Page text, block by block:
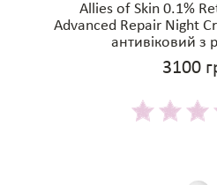
Allies of Skin 0.1%
Advanced Repair Night
антивіковий з
3100